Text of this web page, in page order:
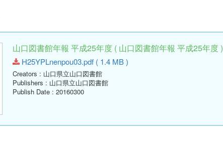
山口図書館年報 平成25年度 ( 山口図書館年報 平成25年度 )
H25YPLnenpou03.pdf ( 1.4 MB )
Creators : 山口県立山口図書館
Publishers : 山口県立山口図書館
Publish Date : 20160300